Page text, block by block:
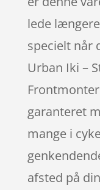
lede
specielt når
Urban Iki –
garanteret
mange i
afsted på